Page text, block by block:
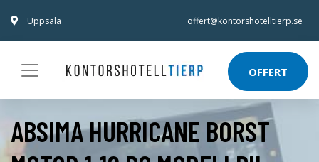
Uppsala offert@kontorshotelltierp.se
OFFERT
ABSIMA HURRICANE BORST